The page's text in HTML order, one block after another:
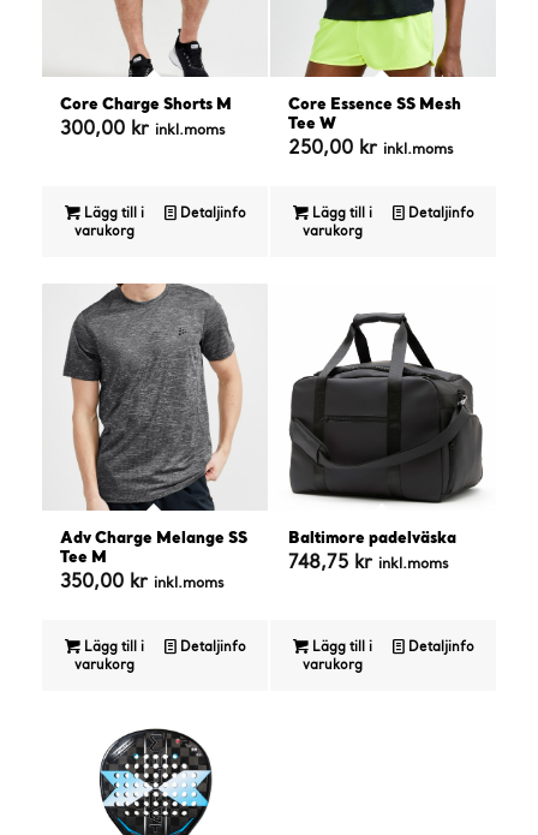
Core Charge Shorts M
300,00 kr inkl.moms
Lägg till i
varukorg
Detaljinfo
Core Essence SS Mesh
Tee W
250,00 kr inkl.moms
Lägg till i
varukorg
Detaljinfo
Adv Charge Melange SS
Tee M
350,00 kr inkl.moms
Lägg till i
varukorg
Detaljinfo
Baltimore padelväska
748,75 kr inkl.moms
Lägg till i
varukorg
Detaljinfo